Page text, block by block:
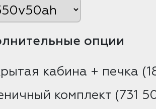
опции
кабина + печка
комплект (731